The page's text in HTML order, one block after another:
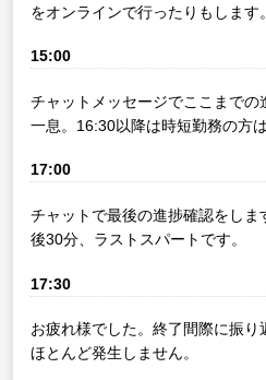
をオンラインで行ったりもします。
15:00
チャットメッセージでここまでの
一息。16:30以降は時短勤務の方
17:00
チャットで最後の進捗確認をしま
後30分、ラストスパートです。
17:30
お疲れ様でした。終了間際に振
ほとんど発生しません。